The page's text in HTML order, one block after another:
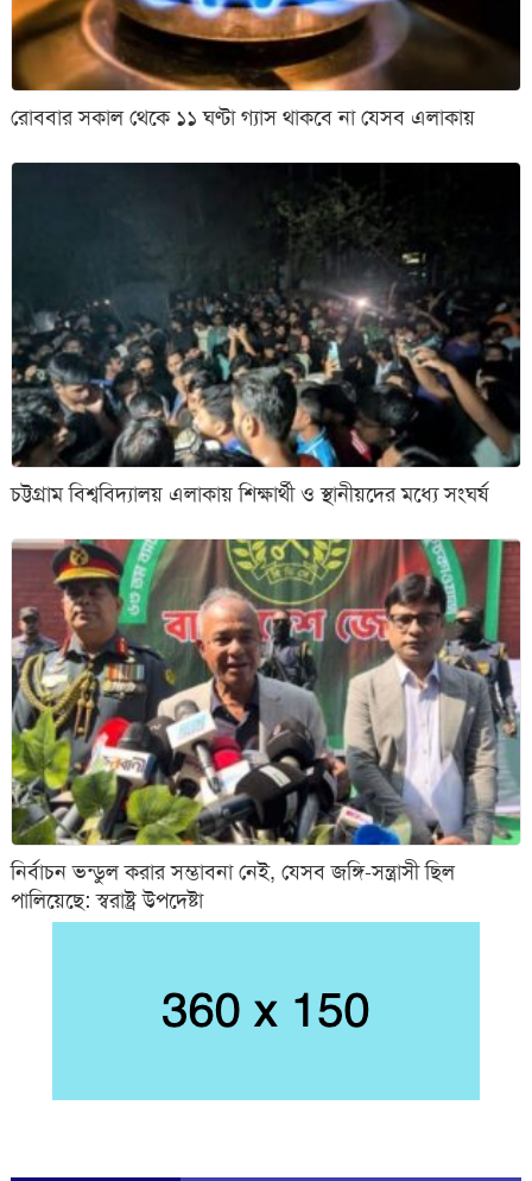
রোববার সকাল থেকে ১১ ঘণ্টা গ্যাস থাকবে না যেসব এলাকায়
চট্টগ্রাম বিশ্ববিদ্যালয় এলাকায় শিক্ষার্থী ও স্থানীয়দের মধ্যে সংঘর্ষ
নির্বাচন ভন্ডুল করার সম্ভাবনা নেই, যেসব জঙ্গি-সন্ত্রাসী ছিল
পালিয়েছে: স্বরাষ্ট্র উপদেষ্টা